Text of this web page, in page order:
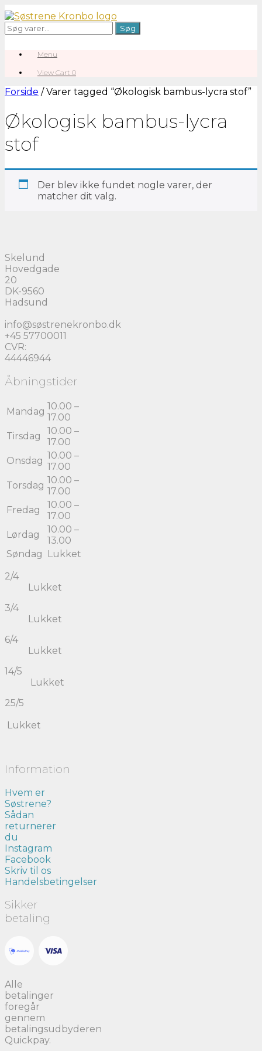
Gå
til
indhold
Søg
efter:
Søg
Menu
View
cart
View Cart 0
Forside / Varer tagged “Økologisk bambus-lycra stof”
Økologisk bambus-lycra
stof
Der blev ikke fundet nogle varer, der
matcher dit valg.
Skelund
Hovedgade
20
DK-9560
Hadsund
info@søstrenekronbo.dk
+45 57700011
CVR:
44446944
Åbningstider
Mandag 10.00 –
17.00
Tirsdag
10.00 –
17.00
Onsdag 10.00 –
17.00
Torsdag 10.00 –
17.00
Fredag
10.00 –
17.00
Lørdag
10.00 –
13.00
Søndag
Lukket
2/4
Lukket
3/4
Lukket
6/4
Lukket
14/5
Lukket
25/5
Lukket
Information
Hvem er
Søstrene?
Sådan
returnerer
du
Instagram
Facebook
Skriv til os
Handelsbetingelser
Sikker
betaling
Alle
betalinger
foregår
gennem
betalingsudbyderen
Quickpay.